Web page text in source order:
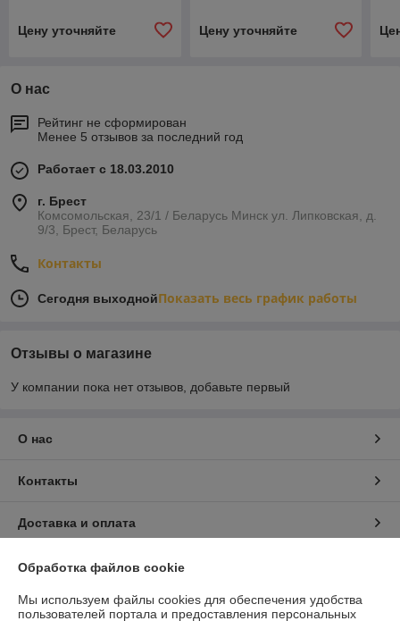
Цену уточняйте Цену уточняйте
О нас
Рейтинг не сформирован
Менее 5 отзывов за последний год
Работает с 18.03.2010
г. Брест
Комсомольская, 23/1 / Беларусь Минск ул. Липковская, д.
9/3, Брест, Беларусь
Контакты
Сегодня выходнойПоказать весь график работы
Отзывы о магазине
У компании пока нет отзывов, добавьте первый
О нас
Контакты
Доставка и оплата
График работы
Полная версия сайта
Обработка файлов cookie
Мы используем файлы cookies для обеспечения удобства
пользователей портала и предоставления персональных